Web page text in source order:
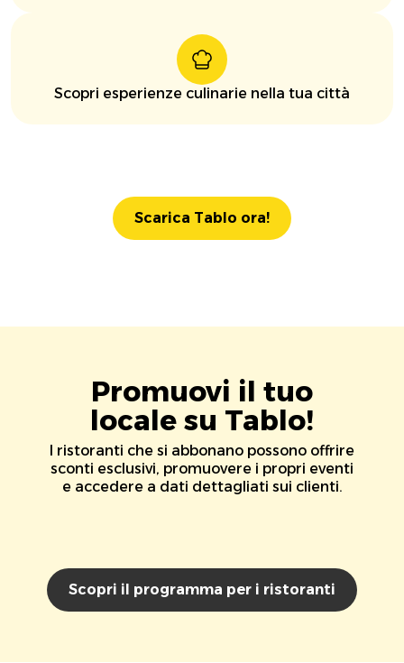
Scopri esperienze culinarie nella tua città
Scarica Tablo ora!
Promuovi il tuo
locale su Tablo!
I ristoranti che si abbonano possono offrire
sconti esclusivi, promuovere i propri eventi
e accedere a dati dettagliati sui clienti.
Scopri il programma per i ristoranti